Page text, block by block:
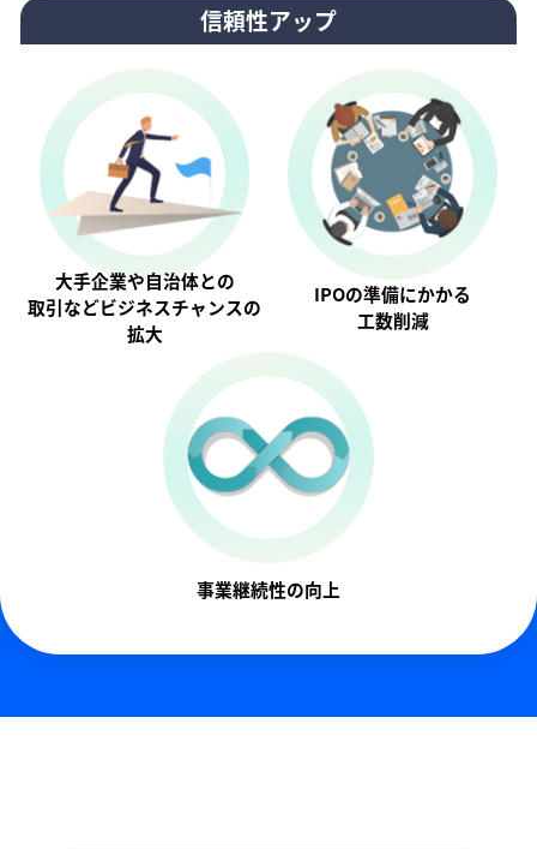
信頼性アップ
大手企業や自治体との
取引などビジネスチャンスの
拡大
IPOの準備にかかる
工数削減
事業継続性の向上